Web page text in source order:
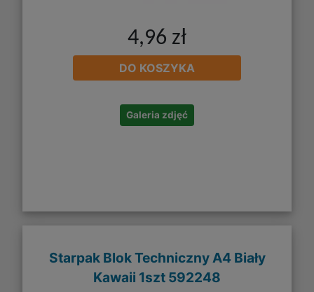
4,96 zł
DO KOSZYKA
Galeria zdjęć
Starpak Blok Techniczny A4 Biały
Kawaii 1szt 592248